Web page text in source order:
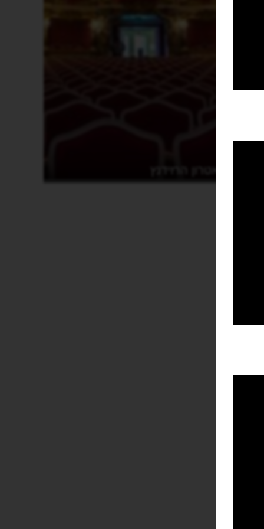
תיאטרון הרזידנץ